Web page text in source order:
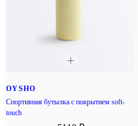
OYSHO
Спортивная бутылка с покрытием soft-
touch